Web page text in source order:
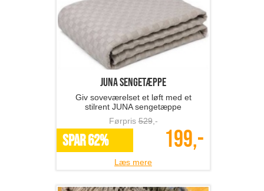
JUNA sengetæppe
Giv soveværelset et løft med et
stilrent JUNA sengetæppe
Førpris529,-
SPAR 62% 199,-
Læs mere